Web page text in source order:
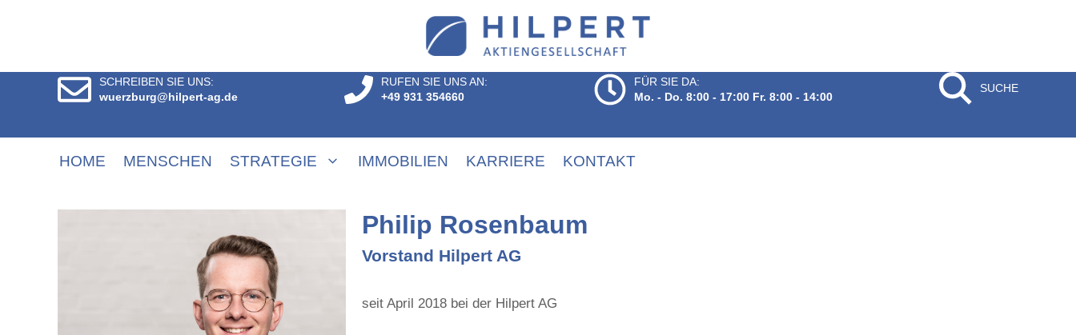
SCHREIBEN SIE UNS:
wuerzburg@hilpert-ag.de
RUFEN SIE UNS AN:
+49 931 354660
FÜR SIE DA:
Mo. - Do. 8:00 - 17:00 Fr. 8:00 - 14:00
SUCHE
HOME MENSCHEN STRATEGIE IMMOBILIEN KARRIERE KONTAKT
Philip Rosenbaum
Vorstand Hilpert AG
seit April 2018 bei der Hilpert AG